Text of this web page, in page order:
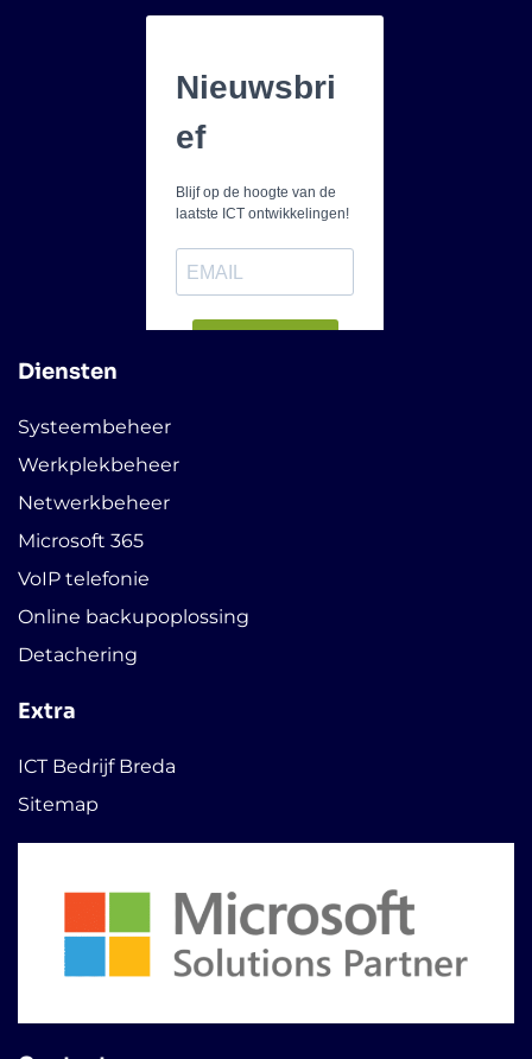
Diensten
Systeembeheer
Werkplekbeheer
Netwerkbeheer
Microsoft 365
VoIP telefonie
Online backupoplossing
Detachering
Extra
ICT Bedrijf Breda
Sitemap